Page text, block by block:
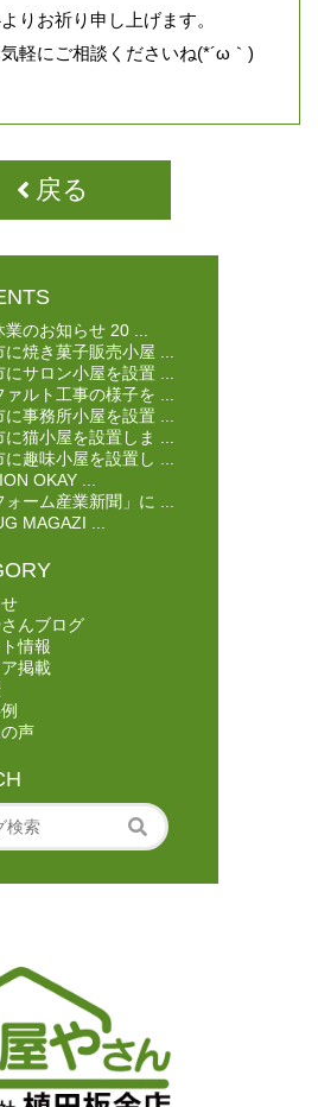
りお祈り申し上げます。
軽にご相談くださいね(*´ω｀)
戻る
業のお知らせ 20 ...
に焼き菓子販売小屋 ...
にサロン小屋を設置 ...
ァルト工事の様子を ...
に事務所小屋を設置 ...
に猫小屋を設置しま ...
に趣味小屋を設置し ...
OKAY ...
ォーム産業新聞」に ...
MAGAZI ...
んブログ
情報
掲載
声